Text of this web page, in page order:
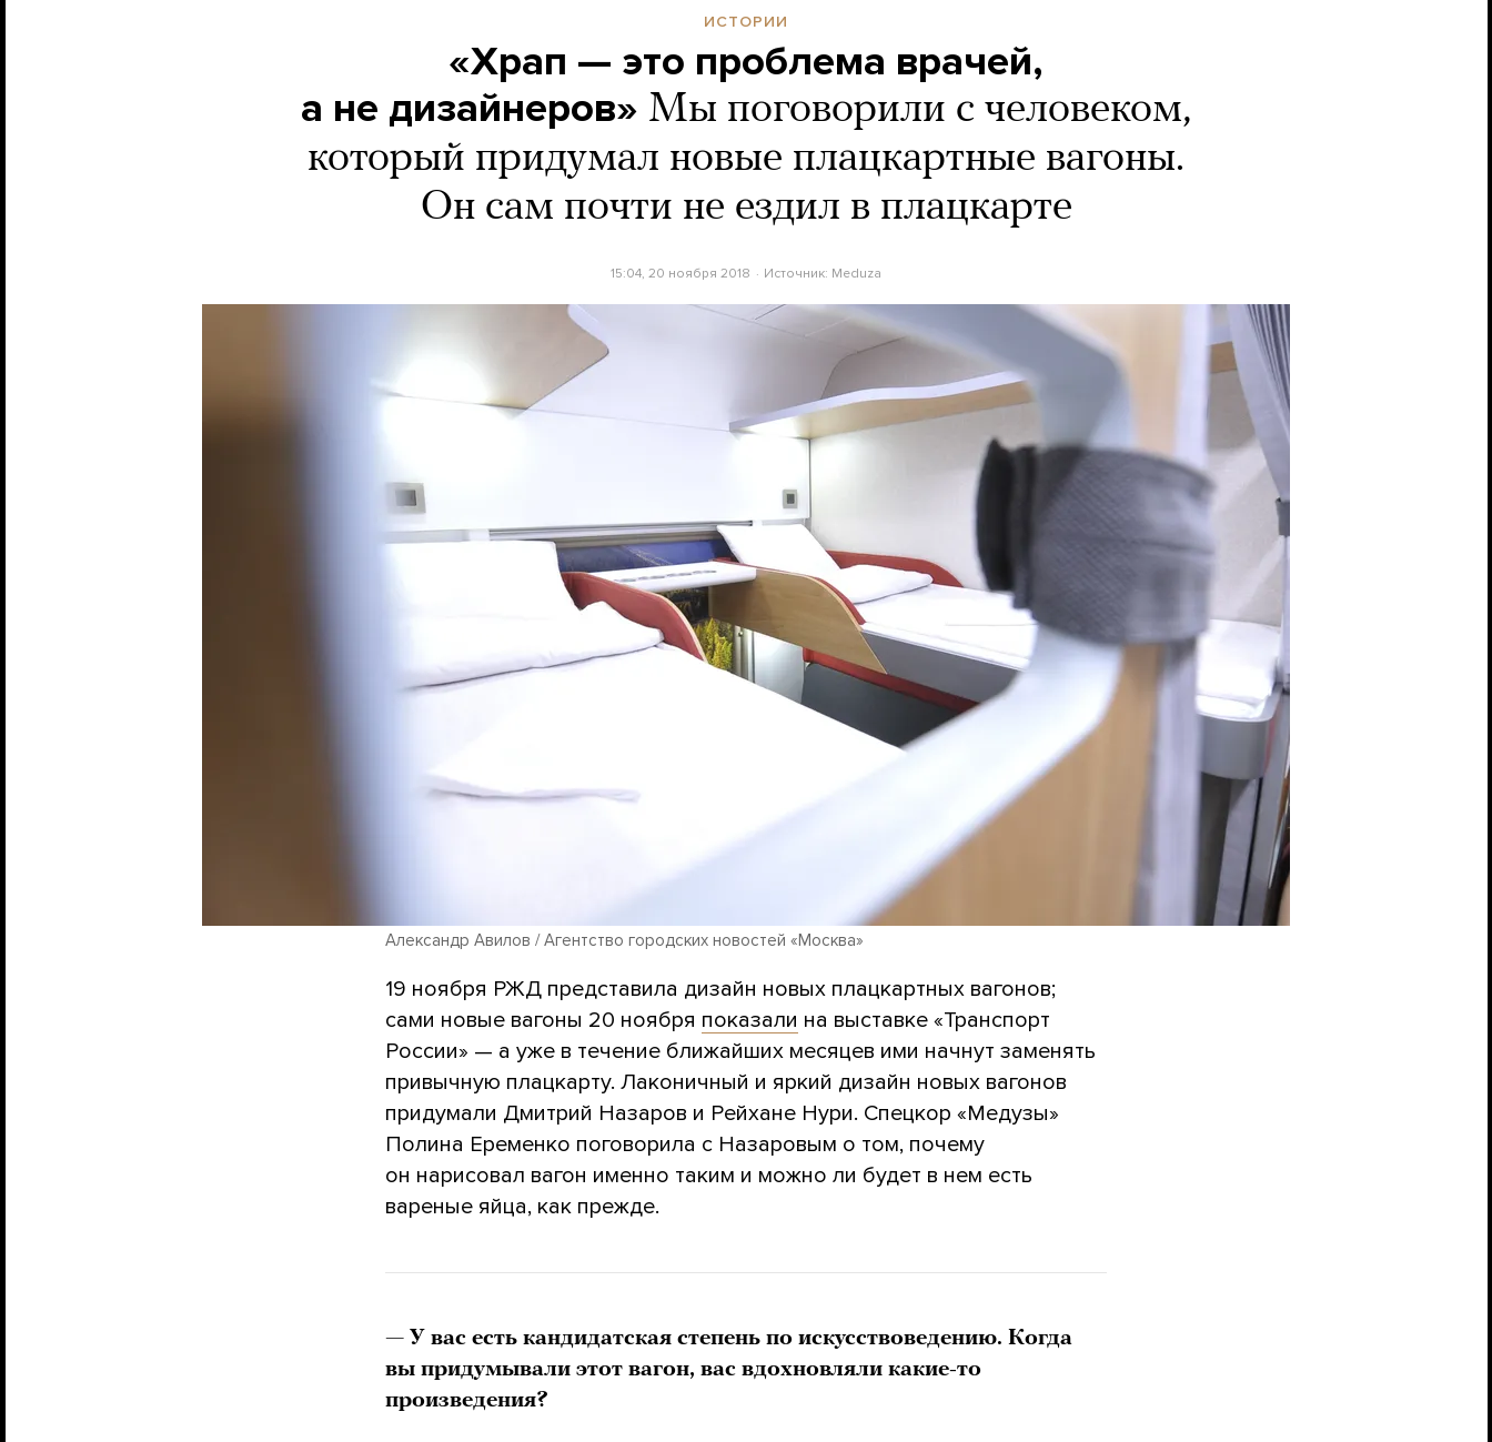
ИСТОРИИ
«Храп — это проблема врачей,
а не дизайнеров» Мы поговорили с человеком,
который придумал новые плацкартные вагоны.
Он сам почти не ездил в плацкарте
15:04, 20 ноября 2018 Источник: Meduza
Александр Авилов / Агентство городских новостей «Москва»
19 ноября РЖД представила дизайн новых плацкартных вагонов;
сами новые вагоны 20 ноября показали на выставке «Транспорт
России» — а уже в течение ближайших месяцев ими начнут заменять
привычную плацкарту. Лаконичный и яркий дизайн новых вагонов
придумали Дмитрий Назаров и Рейхане Нури. Спецкор «Медузы»
Полина Еременко поговорила с Назаровым о том, почему
он нарисовал вагон именно таким и можно ли будет в нем есть
вареные яйца, как прежде.
— У вас есть кандидатская степень по искусствоведению. Когда
вы придумывали этот вагон, вас вдохновляли какие-то
произведения?